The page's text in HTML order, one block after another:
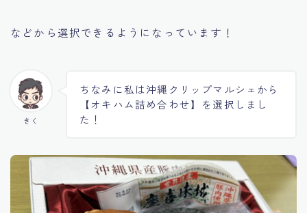
などから選択できるようになっています！
きく
ちなみに私は沖縄クリップマルシェから
【オキハム詰め合わせ】を選択しまし
た！